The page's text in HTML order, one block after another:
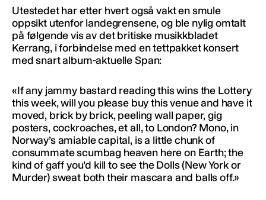
Utestedet har etter hvert også vakt en smule
oppsikt utenfor landegrensene, og ble nylig omtalt
på følgende vis av det britiske musikkbladet
Kerrang, i forbindelse med en tettpakket konsert
med snart album-aktuelle Span:
«If any jammy bastard reading this wins the Lottery
this week, will you please buy this venue and have it
moved, brick by brick, peeling wall paper, gig
posters, cockroaches, et all, to London? Mono, in
Norway’s amiable capital, is a little chunk of
consummate scumbag heaven here on Earth; the
kind of gaff you’d kill to see the Dolls (New York or
Murder) sweat both their mascara and balls off.»